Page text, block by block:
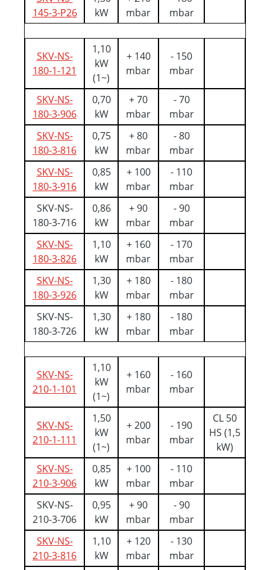
145-3-P26
kW
mbar
mbar
SKV-NS-
180-1-121
1,10
kW
(1~)
+ 140
mbar
- 150
mbar
SKV-NS-
180-3-906
0,70
kW
+ 70
mbar
- 70
mbar
SKV-NS-
180-3-816
0,75
kW
+ 80
mbar
- 80
mbar
SKV-NS-
180-3-916
0,85
kW
+ 100
mbar
- 110
mbar
SKV-NS-
180-3-716
0,86
kW
+ 90
mbar
- 90
mbar
SKV-NS-
180-3-826
1,10
kW
+ 160
mbar
- 170
mbar
SKV-NS-
180-3-926
1,30
kW
+ 180
mbar
- 180
mbar
SKV-NS-
180-3-726
1,30
kW
+ 180
mbar
- 180
mbar
SKV-NS-
210-1-101
1,10
kW
(1~)
+ 160
mbar
- 160
mbar
SKV-NS-
210-1-111
1,50
kW
(1~)
+ 200
mbar
- 190
mbar
CL 50
HS (1,5
kW)
SKV-NS-
210-3-906
0,85
kW
+ 100
mbar
- 110
mbar
SKV-NS-
210-3-706
0,95
kW
+ 90
mbar
- 90
mbar
SKV-NS-
210-3-816
1,10
kW
+ 120
mbar
- 130
mbar